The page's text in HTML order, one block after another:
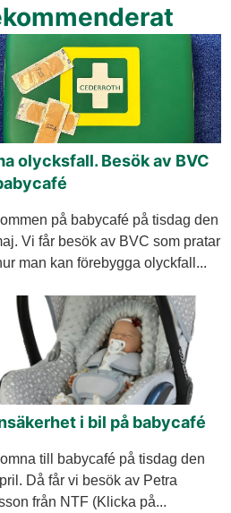
olycksfall. Besök av BVC
på babycafé på tisdag den
Vi får besök av BVC som pratar
man kan förebygga olyckfall...
i bil på babycafé
till babycafé på tisdag den
Då får vi besök av Petra
från NTF (Klicka på...